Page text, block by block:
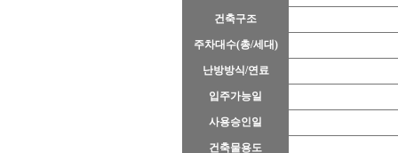
건축구조
주차대수(총/세대)
난방방식/연료
입주가능일
사용승인일
건축물용도